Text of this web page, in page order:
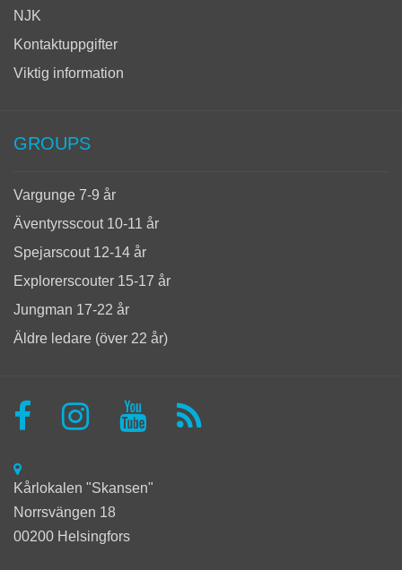
NJK
Kontaktuppgifter
Viktig information
GROUPS
Vargunge 7-9 år
Äventyrsscout 10-11 år
Spejarscout 12-14 år
Explorerscouter 15-17 år
Jungman 17-22 år
Äldre ledare (över 22 år)
Kårlokalen "Skansen"
Norrsvängen 18
00200 Helsingfors